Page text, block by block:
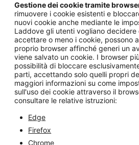
Gestione dei cookie tramite
rimuovere i cookie esistenti e
nuovi cookie anche mediante le
Laddove gli utenti vogliano decidere
accettare o meno i cookie, possono
proprio browser affinché generi un
viene salvato un cookie. I browser
possibilità di bloccare
parti, accettando solo quelli propri
maggiori informazioni su come
sull'uso dei cookie attraverso il
consultare le relative istruzioni:
Edge
Firefox
Chrome